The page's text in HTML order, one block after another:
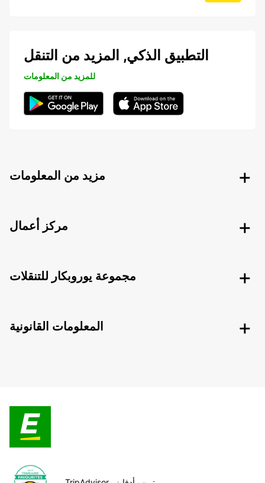
التطبيق الذكي, المزيد من التنقل
للمزيد من المعلومات
مزيد من المعلومات
مركز أعمال
مجموعة يوروبكار للتنقلات
المعلومات القانونية